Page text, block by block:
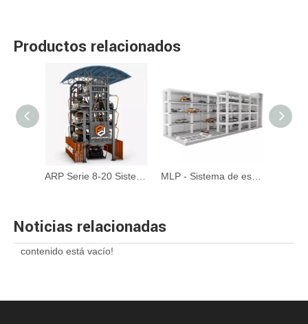
Productos relacionados
Noticias relacionadas
contenido está vacío!